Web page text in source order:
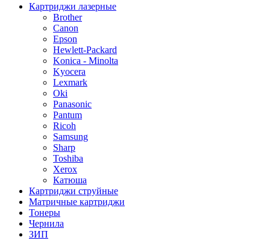
Картриджи лазерные
Brother
Canon
Epson
Hewlett-Packard
Konica - Minolta
Kyocera
Lexmark
Oki
Panasonic
Pantum
Ricoh
Samsung
Sharp
Toshiba
Xerox
Катюша
Картриджи струйные
Матричные картриджи
Тонеры
Чернила
ЗИП